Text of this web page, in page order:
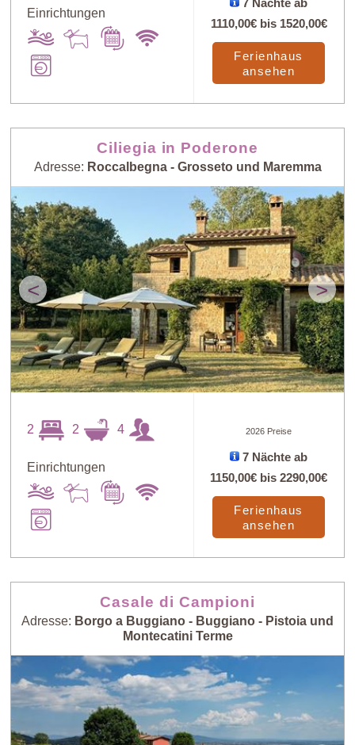
Einrichtungen
7 Nächte ab
1110,00€bis 1520,00€
Ferienhaus
ansehen
Ciliegia in Poderone
Adresse: Roccalbegna - Grosseto und Maremma
< >
2 2 4
Einrichtungen
2026 Preise
7 Nächte ab
1150,00€ bis2290,00€
Ferienhaus
ansehen
Casale di Campioni
Adresse: Borgo a Buggiano - Buggiano - Pistoia und
Montecatini Terme